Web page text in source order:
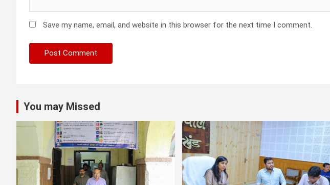
Save my name, email, and website in this browser for the next time I comment.
You may Missed